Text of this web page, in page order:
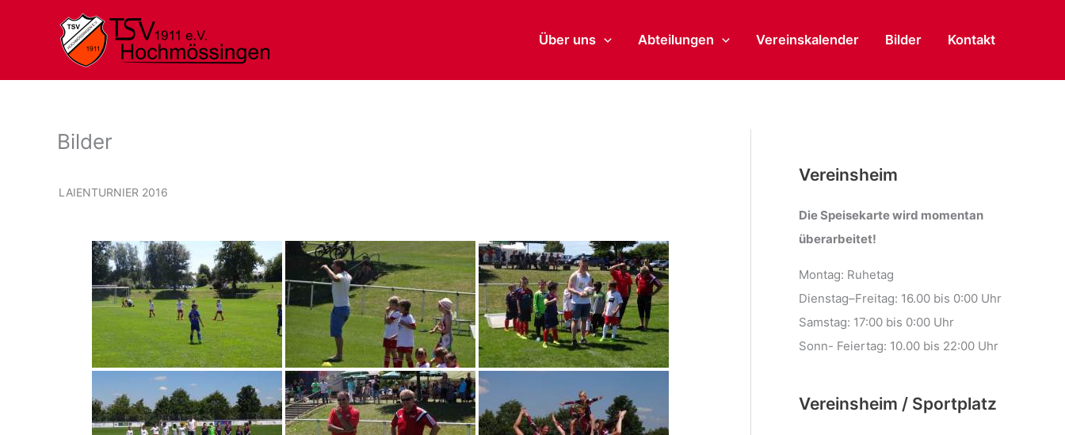
Über uns Abteilungen Vereinskalender Bilder Kontakt
Bilder
LAIENTURNIER 2016
Vereinsheim
Die Speisekarte wird momentan
überarbeitet!
Montag: Ruhetag
Dienstag–Freitag: 16.00 bis 0:00 Uhr
Samstag: 17:00 bis 0:00 Uhr
Sonn- Feiertag: 10.00 bis 22:00 Uhr
Vereinsheim / Sportplatz